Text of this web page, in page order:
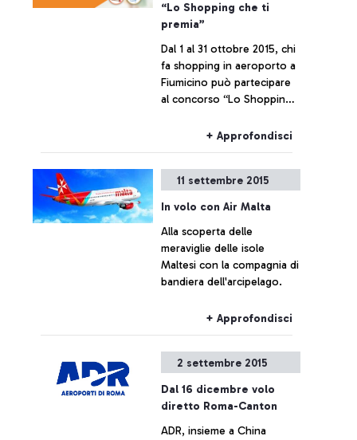
“Lo Shopping che ti
premia”
Dal 1 al 31 ottobre 2015, chi
fa shopping in aeroporto a
Fiumicino può partecipare
al concorso “Lo Shopping
+ Approfondisci
11 settembre 2015
In volo con Air Malta
Alla scoperta delle
meraviglie delle isole
Maltesi con la compagnia di
bandiera dell'arcipelago.
+ Approfondisci
2 settembre 2015
Dal 16 dicembre volo
diretto Roma-Canton
ADR, insieme a China